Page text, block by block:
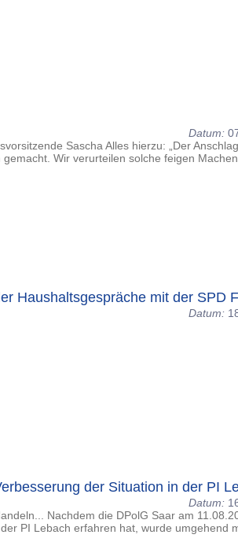
Datum:
Sascha Alles hierzu: „Der
Wir verurteilen solche feigen
Haushaltsgespräche mit der SPD
Datum:
der Situation in der PI
Datum:
Nachdem die DPolG Saar am
PI Lebach erfahren hat, wurde umgehend